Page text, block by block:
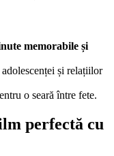
memorabile și
și relațiilor
o seară între fete.
perfectă cu